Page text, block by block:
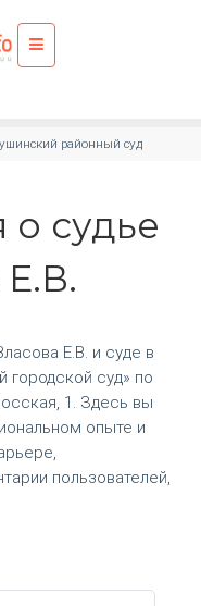
районный суд
судье
Е.В. и суде в
городской суд» по
1. Здесь вы
опыте и
пользователей,